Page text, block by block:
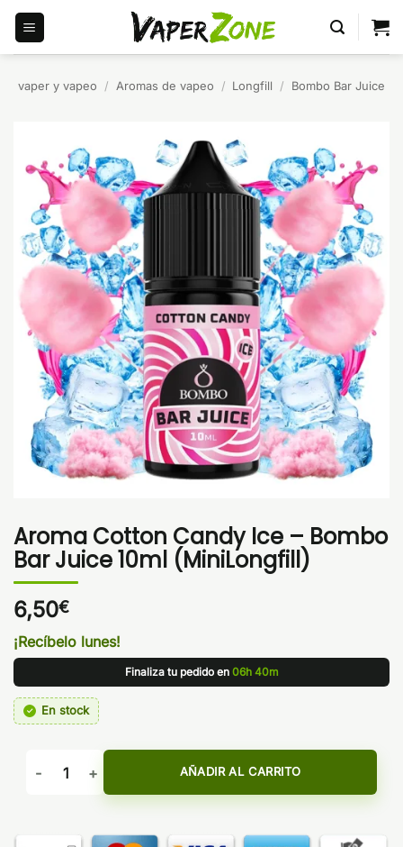
Saltar
contenido
vaper y vapeo / Aromas de vapeo / Longfill / Bombo Bar Juice
Aroma Cotton Candy Ice – Bombo
Bar Juice 10ml (MiniLongfill)
6,50€
¡Recíbelo lunes!
Finaliza tu pedido en 06h 40m
En stock
Aroma Cotton Candy Ice - Bombo Bar Juice 10ml
AÑADIR AL CARRITO